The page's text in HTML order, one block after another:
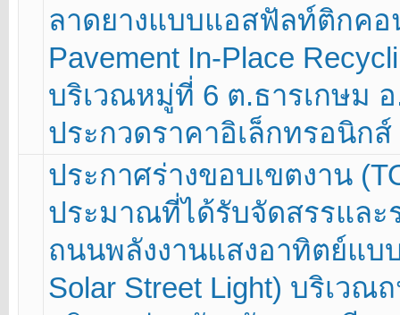
ลาดยางแบบแอสฟัลท์ติกคอ
Pavement In-Place
บริเวณหมู่ที่ 6 ต.ธารเกษม
ประกวดราคาอิเล็กทรอนิก
ประกาศร่างขอบเขตงาน
ประมาณที่ได้รับจัดสรรและ
ถนนพลังงานแสงอาทิตย์แบ
Solar Street Light) บริเว